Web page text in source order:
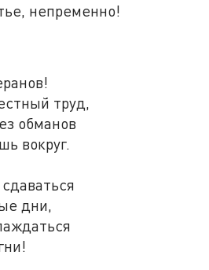
непременно!
труд,
обманов
вокруг.
дни,